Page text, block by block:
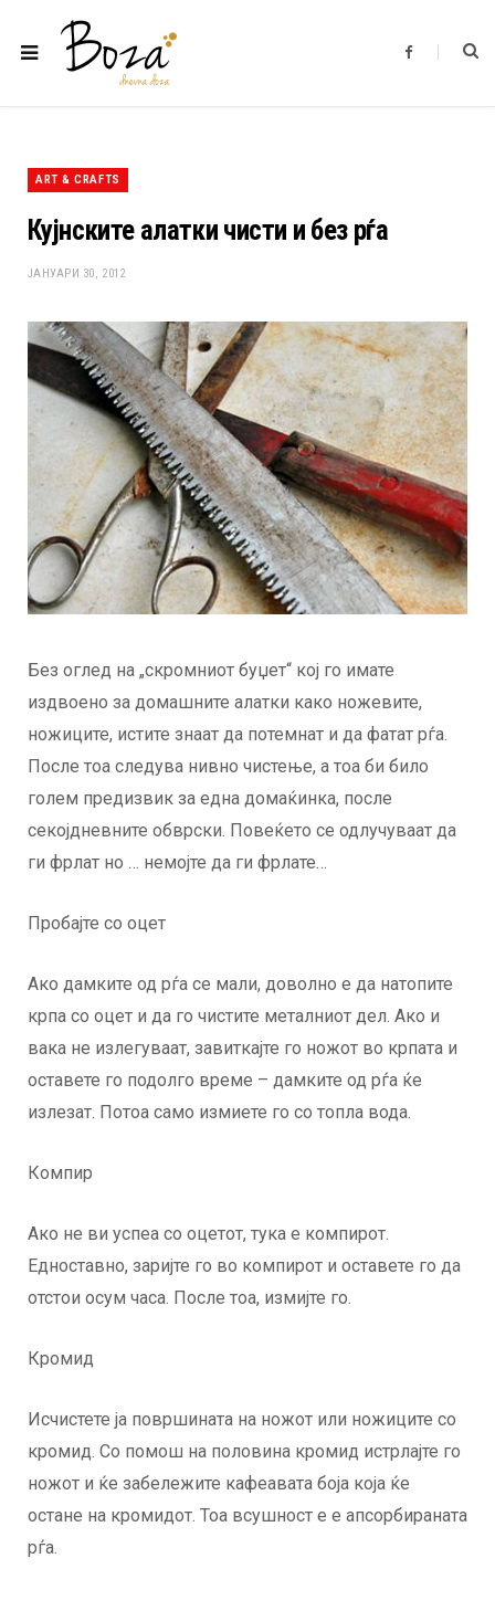
F
b
ART & CRAFTS
Кујнските алатки чисти и без рѓа
ЈАНУАРИ 30, 2012
Без оглед на „скромниот буџет“ кој го имате
издвоено за домашните алатки како ножевите,
ножиците, истите знаат да потемнат и да фатат рѓа.
После тоа следува нивно чистење, а тоа би било
голем предизвик за една домаќинка, после
секојдневните обврски. Повеќето се одлучуваат да
ги фрлат но … немојте да ги фрлате…
Пробајте со оцет
Ако дамките од рѓа се мали, доволно е да натопите
крпа со оцет и да го чистите металниот дел. Ако и
вака не излегуваат, завиткајте го ножот во крпата и
оставете го подолго време – дамките од рѓа ќе
излезат. Потоа само измиете го со топла вода.
Компир
Ако не ви успеа со оцетот, тука е компирот.
Едноставно, заријте го во компирот и оставете го да
отстои осум часа. После тоа, измијте го.
Кромид
Исчистете ја површината на ножот или ножиците со
кромид. Со помош на половина кромид истрлајте го
ножот и ќе забележите кафеавата боја која ќе
остане на кромидот. Тоа всушност е е апсорбираната
рѓа.